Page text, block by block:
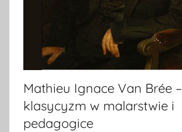
Mathieu Ignace Van Brée –
klasycyzm w malarstwie i
pedagogice